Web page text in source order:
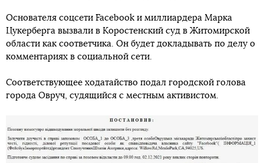
Основателя соцсети Facebook и миллиардера Марка
Цукерберга вызвали в Коростенский суд в Житомирской
области как соответчика. Он будет докладывать по делу о
комментариях в социальной сети.
Соответствующее ходатайство подал городской голова
города Овруч, судящийся с местным активистом.